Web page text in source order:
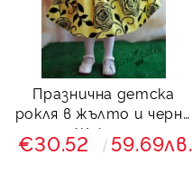
Празнична детска
рокля в жълто и черно
Жаклин
€30.52 59.69лв.